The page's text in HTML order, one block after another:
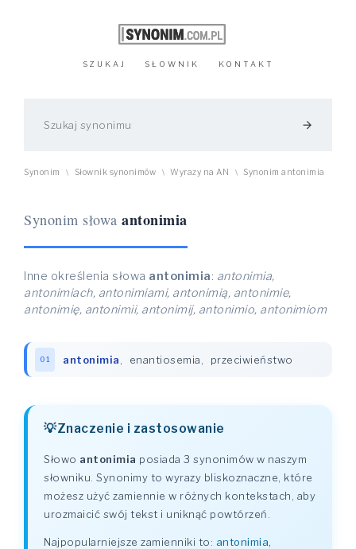
SZUKAJ SŁOWNIK KONTAKT
arrow_forward
Synonim \ Słownik synonimów \ Wyrazy na AN \ Synonim antonimia
Synonim słowa antonimia
Inne określenia słowa antonimia: antonimia,
antonimiach, antonimiami, antonimią, antonimie,
antonimię, antonimii, antonimij, antonimio, antonimiom
01 antonimia enantiosemia przeciwieństwo
Znaczenie i zastosowanie
Słowo antonimia posiada 3 synonimów w naszym
słowniku. Synonimy to wyrazy bliskoznaczne, które
możesz użyć zamiennie w różnych kontekstach, aby
urozmaicić swój tekst i uniknąć powtórzeń.
Najpopularniejsze zamienniki to: antonimia,